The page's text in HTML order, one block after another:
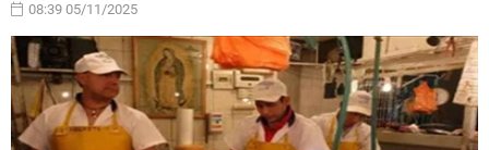
08:39 05/11/2025